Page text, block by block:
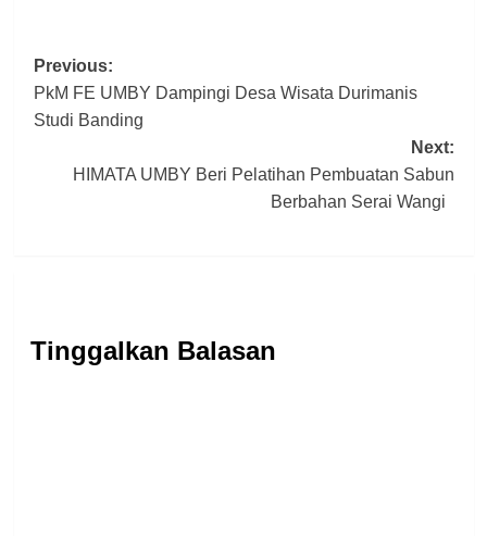
Post
navigation
Previous:
PkM FE UMBY Dampingi Desa Wisata Durimanis
Studi Banding
Next:
HIMATA UMBY Beri Pelatihan Pembuatan Sabun
Berbahan Serai Wangi
Tinggalkan Balasan